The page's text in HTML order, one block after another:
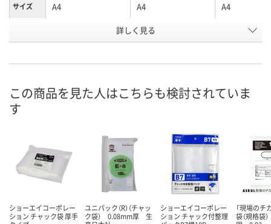
サイズ A4 A4 A4
XN93666 XN93648
お届け日 8月11日（火） 8月11日（火） 8月11日（火）
カゴへ
数量
カ
詳しく見る
この商品を見た人はこちらも検討されていま
す
ショーエイコーポレー
ション チャック袋 厚手
ユニパック（R）（チャッ
ク袋） 0.08mm厚 生
ショーエイコーポレー
ション チャック付整理
「現場の
袋（規格袋